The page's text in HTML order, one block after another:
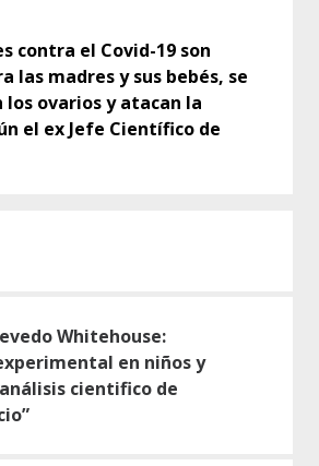
contra el Covid-19 son
las madres y sus bebés, se
los ovarios y atacan la
el ex Jefe Científico de
Whitehouse:
en niños y
álisis cientifico de